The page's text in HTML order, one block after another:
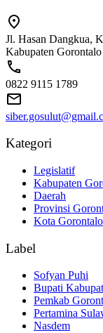
Jl. Hasan Dangkua,
Kabupaten Gorontalo
0822 9115 1789
Kategori
Legislatif
Kabupaten
Daerah
Provinsi
Kota Gorontalo
Label
Sofyan Puhi
Bupati
Pemkab
Pertamina
Nasdem